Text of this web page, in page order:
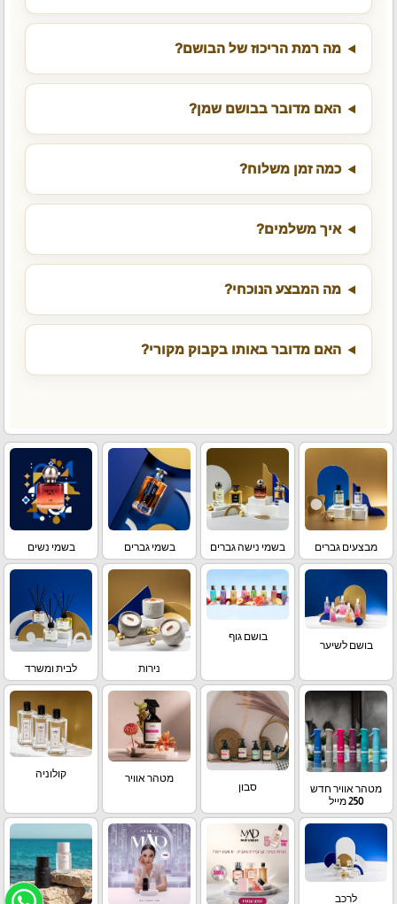
מה רמת הריכוז של הבושם?
האם מדובר בבושם שמן?
כמה זמן משלוח?
איך משלמים?
מה המבצע הנוכחי?
האם מדובר באותו בקבוק מקורי?
מבצעים גברים בשמי נישה גברים בשמי גברים בשמי נשים
בושם לשיער
בושם גוף
נירות לבית ומשרד
מטהר אוויר חדש
250 מייל
סבון
מטהר אוויר קולוניה
לרכב